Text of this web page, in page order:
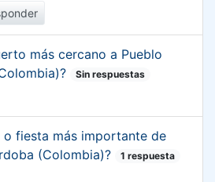
más cercano a Pueblo
Sin respuestas
o fiesta más importante de
(Colombia)?
1 respuesta